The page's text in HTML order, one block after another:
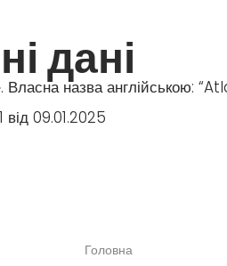
дані
Власна назва англійською:
09.01.2025
Головна